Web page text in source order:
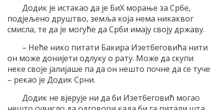
Додик је истакао да је БиХ морање за Србе,
подјељено друштво, земља која нема никаквог
смисла, те да је могуће да Срби имају своју државу.
– Неће нико питати Бакира Изетбеговића нити
он може донијети одлуку о рату. Може да скупи
неке своје јалијаше па да он нешто почне да се туче
– рекао је Додик Срни.
Додик не вјерује ни да би Изетбеговић могао